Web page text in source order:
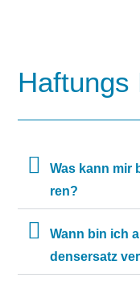
Haftungs
Was kann mir
ren?
Wann bin ich
dens­er­satz